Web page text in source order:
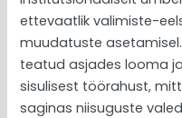
ettevaatlik valimiste-
muudatuste
teatud asjades looma
sisulisest töörahust,
saginas niisuguste